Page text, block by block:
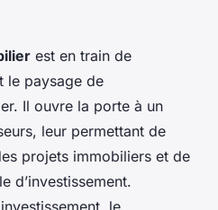
est en train de
le paysage de
Il ouvre la porte à un
leur permettant de
projets immobiliers et de
d’investissement.